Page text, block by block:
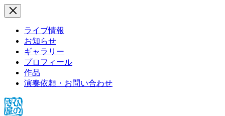
ライブ情報
お知らせ
ギャラリー
プロフィール
作品
演奏依頼・お問い合わせ